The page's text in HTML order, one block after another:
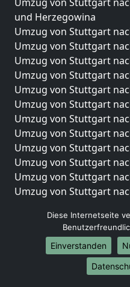
und Herzegowina
Umzug von Stuttgart
Umzug von Stuttgart
Umzug von Stuttgart
Umzug von Stuttgart
Umzug von Stuttgart
Umzug von Stuttgart
Umzug von Stuttgart
Umzug von Stuttgart
Umzug von Stuttgart
Umzug von Stuttgart
Umzug von Stuttgart
Umzug von Stuttgart
Umzüge-
Umzug von Stuttgart
Umzug von Stuttgart
Umzug von Stuttgart
Diese Internetseite
Einverstanden